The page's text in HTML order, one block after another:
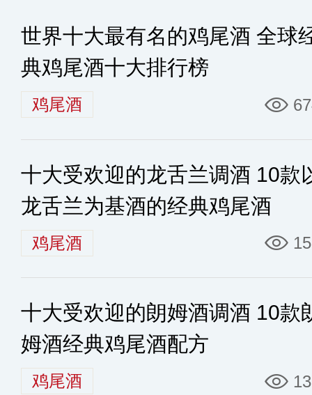
世界十大最有名的鸡尾酒 全球
典鸡尾酒十大排行榜
鸡尾酒
十大受欢迎的龙舌兰调酒 10款
龙舌兰为基酒的经典鸡尾酒
鸡尾酒
十大受欢迎的朗姆酒调酒 10款
姆酒经典鸡尾酒配方
鸡尾酒